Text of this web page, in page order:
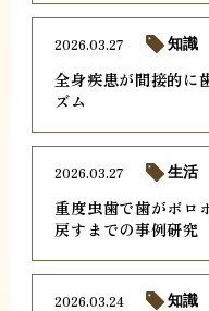
全身疾患が間接的に
ズム
2026.03.27 知識
重度虫歯で歯がボロ
戻すまでの事例研究
2026.03.27 生活
2026.03.24 知識